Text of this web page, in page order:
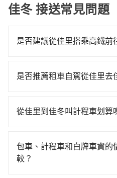
佳冬 接送常見問題
是否建議從佳里搭乘高鐵前
且難叫計程車前往高鐵站！
往最靠近的台南高鐵站，叫
分）的高鐵從台南站前往左
再用10分鐘出站、等待車站
是否推薦租車自駕從佳里去
時不需要閉目養神（因為要
$115~205承租小轎車，每
到佳冬的花費預估為
從佳里到佳冬叫計程車划算
灣大車隊、Uber、Line Taxi
到車，也可考慮打電話至佳
包車、計程車和白牌車資的
較？